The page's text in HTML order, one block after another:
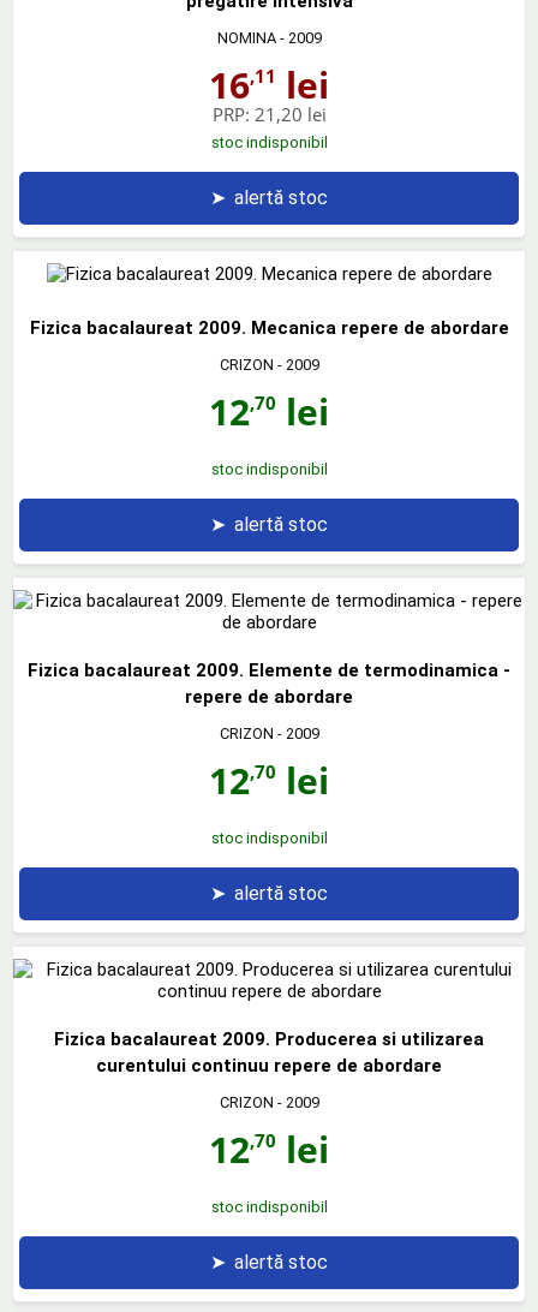
NOMINA- 2009
16,11 lei
PRP: 21,20 lei
stoc indisponibil
➤ alertă stoc
Fizica bacalaureat 2009. Mecanica repere de abordare
CRIZON - 2009
12,70 lei
stoc indisponibil
➤ alertă stoc
Fizica bacalaureat 2009. Elemente de termodinamica -
repere de abordare
CRIZON - 2009
12,70 lei
stoc indisponibil
➤ alertă stoc
Fizica bacalaureat 2009. Producerea si utilizarea
curentului continuu repere de abordare
CRIZON - 2009
12,70 lei
stoc indisponibil
➤ alertă stoc